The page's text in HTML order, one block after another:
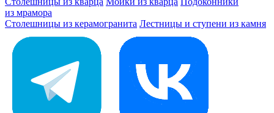
из мрамора
Столешницы из керамогранита Лестницы и ступени из камня